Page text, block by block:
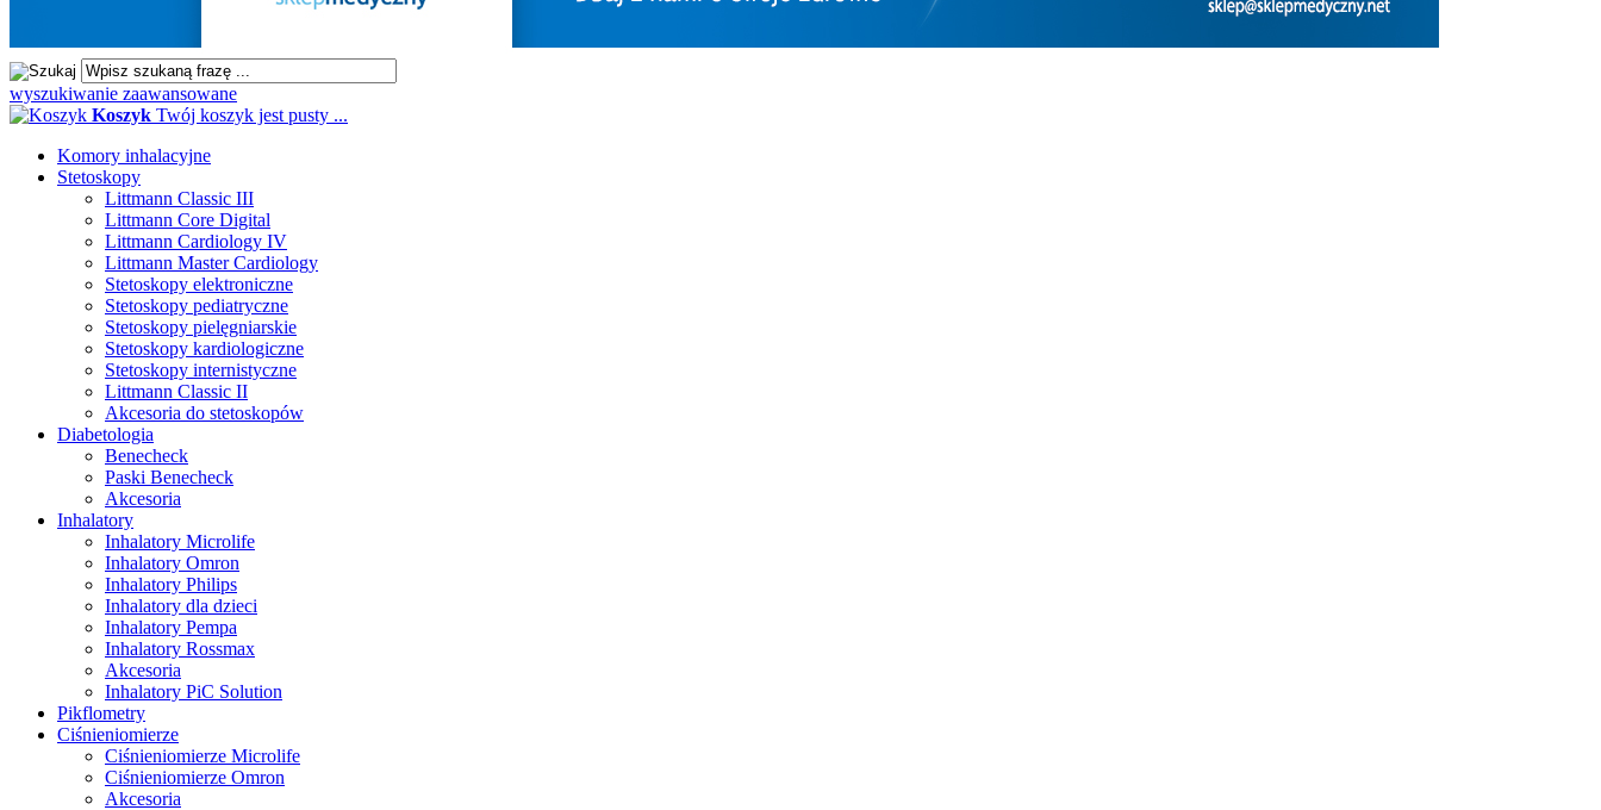
wyszukiwanie zaawansowane
Koszyk Twój koszyk jest pusty ...
Komory inhalacyjne
Stetoskopy
Littmann Classic III
Littmann Core Digital
Littmann Cardiology IV
Littmann Master Cardiology
Stetoskopy elektroniczne
Stetoskopy pediatryczne
Stetoskopy pielęgniarskie
Stetoskopy kardiologiczne
Stetoskopy internistyczne
Littmann Classic II
Akcesoria do stetoskopów
Diabetologia
Benecheck
Paski Benecheck
Akcesoria
Inhalatory
Inhalatory Microlife
Inhalatory Omron
Inhalatory Philips
Inhalatory dla dzieci
Inhalatory Pempa
Inhalatory Rossmax
Akcesoria
Inhalatory PiC Solution
Pikflometry
Ciśnieniomierze
Ciśnieniomierze Microlife
Ciśnieniomierze Omron
Akcesoria